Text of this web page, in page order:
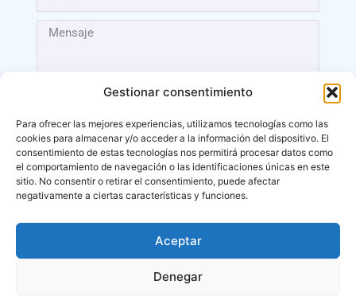
Gestionar consentimiento
Para ofrecer las mejores experiencias, utilizamos tecnologías como las
cookies para almacenar y/o acceder a la información del dispositivo. El
consentimiento de estas tecnologías nos permitirá procesar datos como
el comportamiento de navegación o las identificaciones únicas en este
sitio. No consentir o retirar el consentimiento, puede afectar
negativamente a ciertas características y funciones.
Aceptar
Denegar
Enviar
Málaga